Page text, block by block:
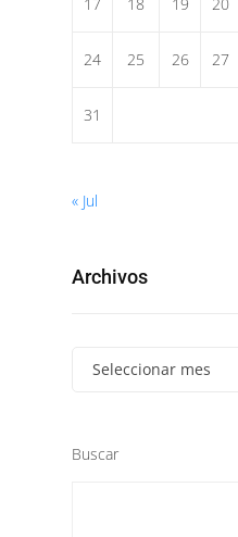
24 25 26 27
31
« Jul
Archivos
Seleccionar mes
Buscar